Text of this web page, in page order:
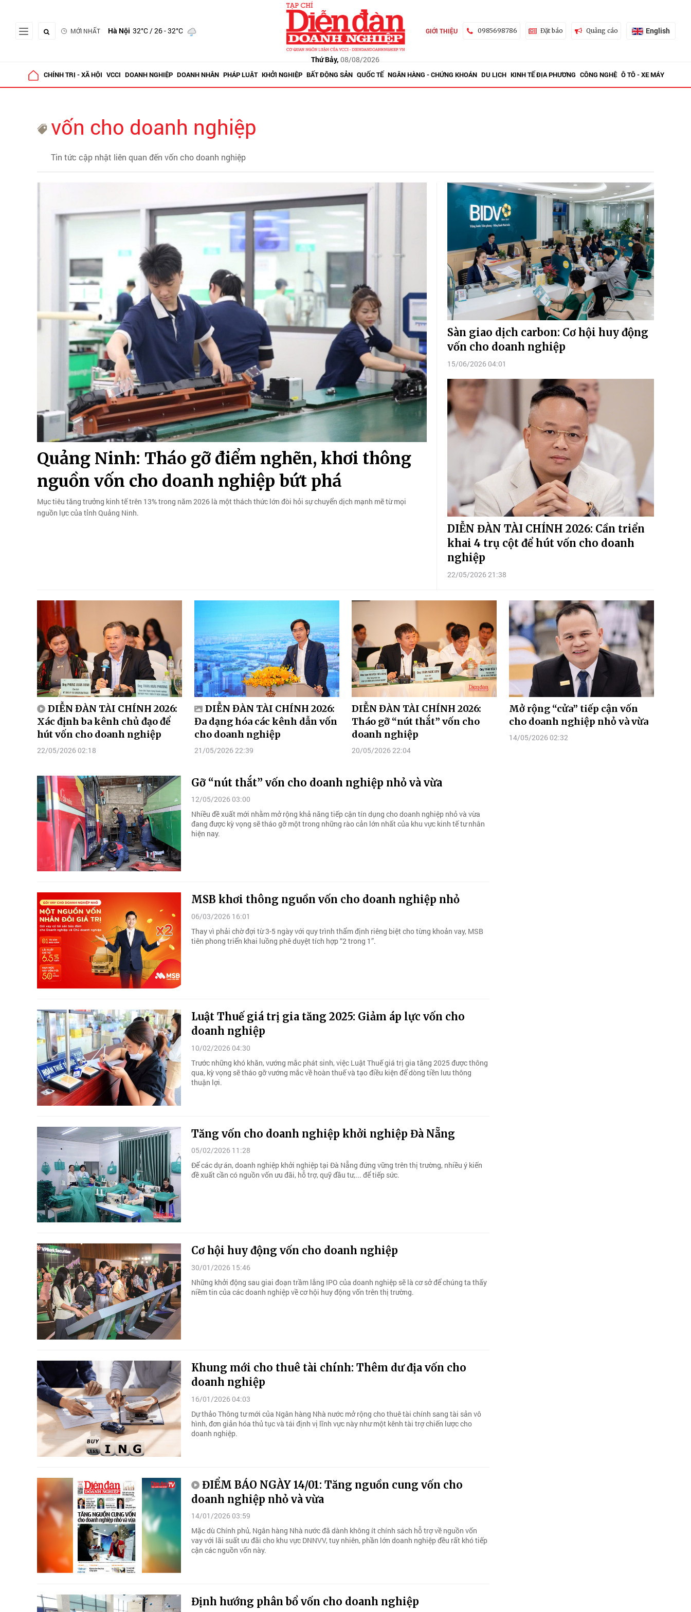
MỚI NHẤT Hà Nội 32°C/ 26 - 32°C
Thứ Bảy, 08/08/2026
GIỚI THIỆU 0985698786 Đặt báo Quảng cáo English
CHÍNH TRỊ - XÃ HỘI VCCI DOANH NGHIỆP DOANH NHÂN PHÁP LUẬT KHỞI NGHIỆP BẤT ĐỘNG SẢN QUỐC TẾ NGÂN HÀNG - CHỨNG KHOÁN DU LỊCH KINH TẾ ĐỊA PHƯƠNG CÔNG NGHỆ Ô TÔ - XE MÁY
vốn cho doanh nghiệp
Tin tức cập nhật liên quan đến vốn cho doanh nghiệp
Quảng Ninh: Tháo gỡ điểm nghẽn, khơi thông
nguồn vốn cho doanh nghiệp bứt phá
Mục tiêu tăng trưởng kinh tế trên 13% trong năm 2026 là một thách thức lớn đòi hỏi sự chuyển dịch mạnh mẽ từ mọi
nguồn lực của tỉnh Quảng Ninh.
Sàn giao dịch carbon: Cơ hội huy động
vốn cho doanh nghiệp
15/06/2026 04:01
DIỄN ĐÀN TÀI CHÍNH 2026: Cần triển
khai 4 trụ cột để hút vốn cho doanh
nghiệp
22/05/2026 21:38
DIỄN ĐÀN TÀI CHÍNH 2026:
Xác định ba kênh chủ đạo để
hút vốn cho doanh nghiệp
22/05/2026 02:18
DIỄN ĐÀN TÀI CHÍNH 2026:
Đa dạng hóa các kênh dẫn vốn
cho doanh nghiệp
21/05/2026 22:39
DIỄN ĐÀN TÀI CHÍNH 2026:
Tháo gỡ “nút thắt” vốn cho
doanh nghiệp
20/05/2026 22:04
Mở rộng “cửa” tiếp cận vốn
cho doanh nghiệp nhỏ và vừa
14/05/2026 02:32
Gỡ “nút thắt” vốn cho doanh nghiệp nhỏ và vừa
12/05/2026 03:00
Nhiều đề xuất mới nhằm mở rộng khả năng tiếp cận tín dụng cho doanh nghiệp nhỏ và vừa
đang được kỳ vọng sẽ tháo gỡ một trong những rào cản lớn nhất của khu vực kinh tế tư nhân
hiện nay.
MSB khơi thông nguồn vốn cho doanh nghiệp nhỏ
06/03/2026 16:01
Thay vì phải chờ đợi từ 3-5 ngày với quy trình thẩm định riêng biệt cho từng khoản vay, MSB
tiên phong triển khai luồng phê duyệt tích hợp “2 trong 1”.
Luật Thuế giá trị gia tăng 2025: Giảm áp lực vốn cho
doanh nghiệp
10/02/2026 04:30
Trước những khó khăn, vướng mắc phát sinh, việc Luật Thuế giá trị gia tăng 2025 được thông
qua, kỳ vọng sẽ tháo gỡ vướng mắc về hoàn thuế và tạo điều kiện để dòng tiền lưu thông
thuận lợi.
Tăng vốn cho doanh nghiệp khởi nghiệp Đà Nẵng
05/02/2026 11:28
Để các dự án, doanh nghiệp khởi nghiệp tại Đà Nẵng đứng vững trên thị trường, nhiều ý kiến
đề xuất cần có nguồn vốn ưu đãi, hỗ trợ, quỹ đầu tư,... để tiếp sức.
Cơ hội huy động vốn cho doanh nghiệp
30/01/2026 15:46
Những khởi động sau giai đoạn trầm lắng IPO của doanh nghiệp sẽ là cơ sở để chúng ta thấy
niềm tin của các doanh nghiệp về cơ hội huy động vốn trên thị trường.
Khung mới cho thuê tài chính: Thêm dư địa vốn cho
doanh nghiệp
16/01/2026 04:03
Dự thảo Thông tư mới của Ngân hàng Nhà nước mở rộng cho thuê tài chính sang tài sản vô
hình, đơn giản hóa thủ tục và tái định vị lĩnh vực này như một kênh tài trợ chiến lược cho
doanh nghiệp.
ĐIỂM BÁO NGÀY 14/01: Tăng nguồn cung vốn cho
doanh nghiệp nhỏ và vừa
14/01/2026 03:59
Mặc dù Chính phủ, Ngân hàng Nhà nước đã dành không ít chính sách hỗ trợ về nguồn vốn
vay với lãi suất ưu đãi cho khu vực DNNVV, tuy nhiên, phần lớn doanh nghiệp đều rất khó tiếp
cận các nguồn vốn này.
Định hướng phân bổ vốn cho doanh nghiệp